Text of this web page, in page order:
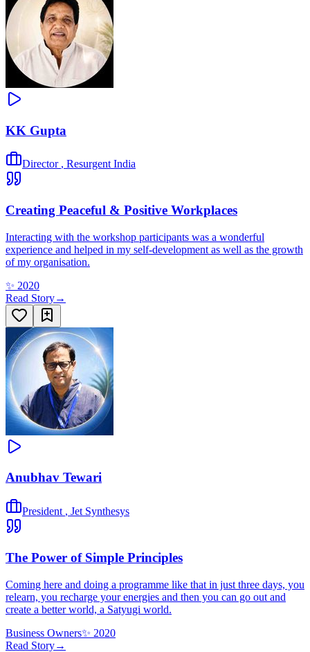
KK Gupta
Director , Resurgent India
Creating Peaceful & Positive Workplaces
Interacting with the workshop participants was a wonderful
experience and helped in my self-development as well as the growth
of my organisation.
✨ 2020
Read Story→
Anubhav Tewari
President , Jet Synthesys
The Power of Simple Principles
Coming here and doing a programme like that in just three days, you
relearn, you recharge your energies and then you can go out and
create a better world, a Satyugi world.
Business Owners✨ 2020
Read Story→